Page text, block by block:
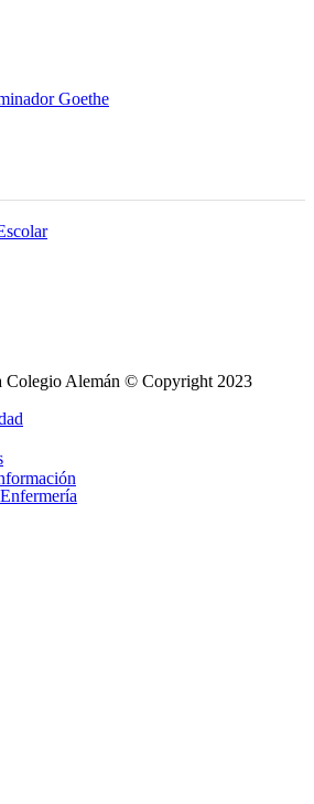
Goethe
Colegio Alemán © Copyright 2023